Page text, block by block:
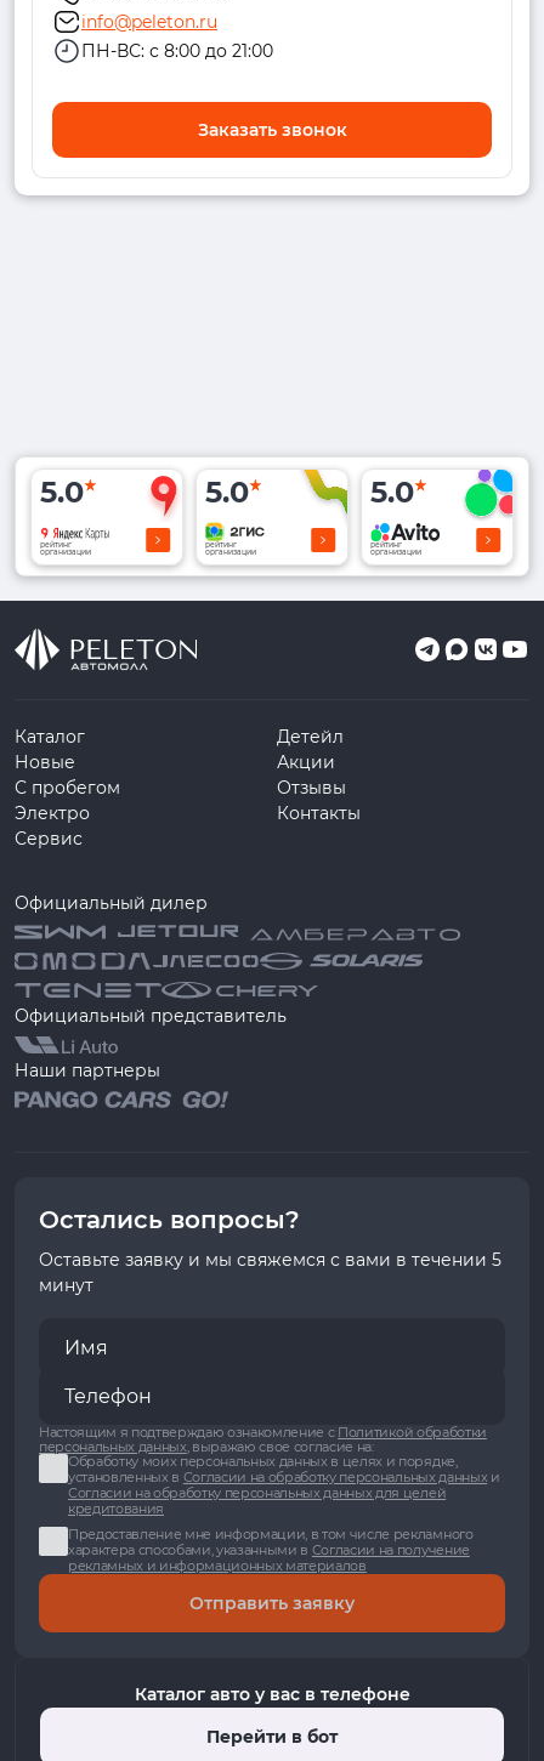
info@peleton.ru
ПН-ВС: с 8:00 до 21:00
Заказать звонок
5.0
рейтинг
организации
5.0
рейтинг
организации
5.0
рейтинг
организации
Каталог
Новые
С пробегом
Электро
Сервис
Детейл
Акции
Отзывы
Контакты
Официальный дилер
Официальный представитель
Наши партнеры
Остались вопросы?
Оставьте заявку и мы свяжемся с вами в течении 5
минут
Настоящим я подтверждаю ознакомление с Политикой обработки
персональных данных, выражаю свое согласие на:
Обработку моих персональных данных в целях и порядке,
установленных в Согласии на обработку персональных данныхи
Согласии на обработку персональных данных для целей
кредитования
Предоставление мне информации, в том числе рекламного
характера способами, указанными в Согласии на получение
рекламных и информационных материалов
Отправить заявку
Каталог авто у вас в телефоне
Перейти в бот